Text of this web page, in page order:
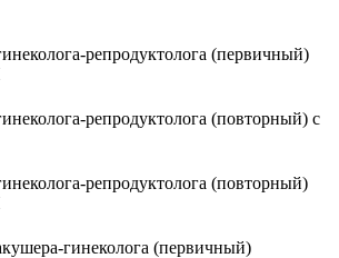
репродуктолога (первичный)
репродуктолога (повторный) с
репродуктолога (повторный)
гинеколога (первичный)